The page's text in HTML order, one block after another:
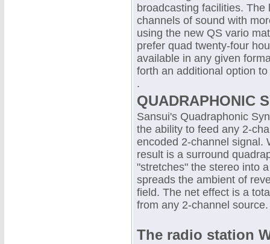
broadcasting facilities.
channels of sound with
using the new QS vario
prefer quad twenty-four
available in any given
forth an additional option
.
QUADRAPHONIC
Sansui's Quadraphonic
the ability to feed any 2-
encoded 2-channel signal.
result is a surround
"stretches" the stereo into
spreads the ambient of
field. The net effect is a
from any 2-channel source.
The radio station